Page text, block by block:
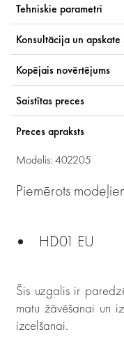
Tehniskie parametri
Konsultācija un apskate
Kopējais novērtējums
Saistītas preces
Preces apraksts
Modelis: 402205
Piemērots
HD01 EU
Šis uzgalis ir
matu žāvēšanai un
izcelšanai.